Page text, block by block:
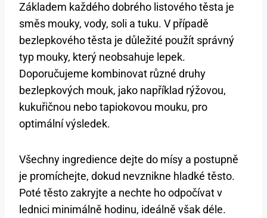
Základem každého dobrého listového těsta je
směs mouky, vody, soli a tuku. V případě
bezlepkového těsta je důležité použít správný
typ mouky, který neobsahuje lepek.
Doporučujeme kombinovat různé druhy
bezlepkových mouk, jako například rýžovou,
kukuřičnou nebo tapiokovou mouku, pro
optimální výsledek.
Všechny ingredience dejte do mísy a postupně
je promíchejte, dokud nevznikne hladké těsto.
Poté těsto zakryjte a nechte ho odpočívat v
lednici minimálně hodinu, ideálně však déle.